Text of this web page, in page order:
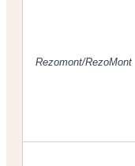
Rezomont/RezoMont